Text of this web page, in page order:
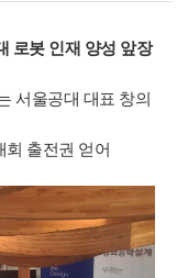
로봇 인재 양성 앞장
서울공대 대표 창의
회 출전권 얻어